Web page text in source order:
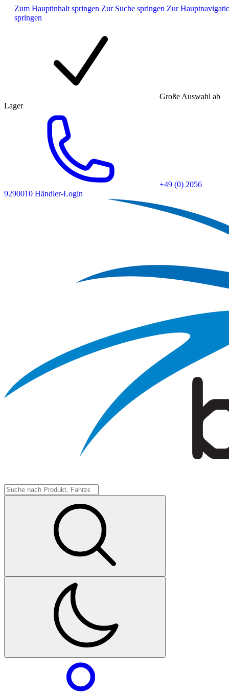
Zum Hauptinhalt springen Zur Suche springen Zur
springen
Große Auswahl ab
Lager
+49 (0) 2056
9290010 Händler-Login